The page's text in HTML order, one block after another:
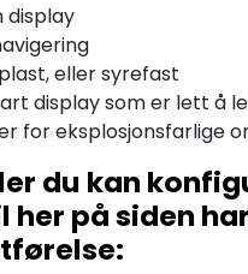
display
eller syrefast
display som er lett å
for eksplosjonsfarlige
du kan
her på siden har